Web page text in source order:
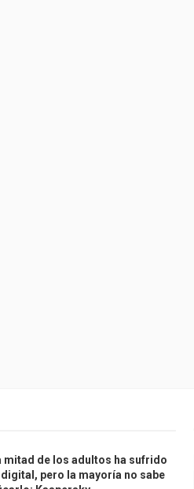
mitad de los adultos ha sufrido
pero la mayoría no sabe